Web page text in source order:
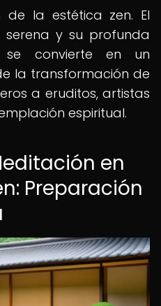
la estética zen. El
y su profunda
se convierte en un
la transformación de
a eruditos, artistas
espiritual.
en
Preparación